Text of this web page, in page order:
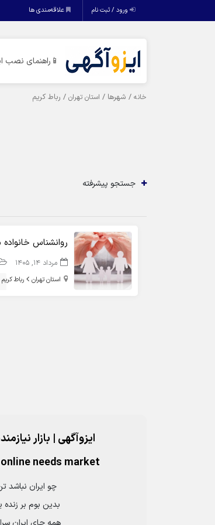
ورود / ثبت نام علاقه‌مندی ها
📱راهنمای نصب
خانه / شهرها / استان تهران / رباط کریم
جستجو پیشرفته
مرداد 14, 1405
استان تهران رباط کریم
ایزوآگهی | بازار
needs market
چو ايران نباشد
بدين بوم بر